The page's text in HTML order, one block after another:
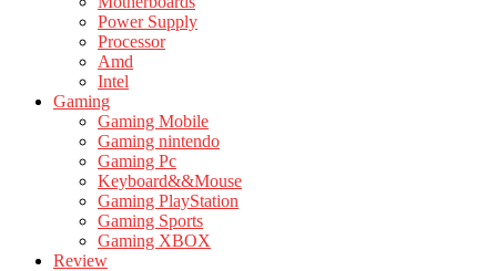
Power Supply
Processor
Amd
Intel
Gaming
Gaming Mobile
Gaming nintendo
Gaming Pc
Keyboard&&Mouse
Gaming PlayStation
Gaming Sports
Gaming XBOX
Review